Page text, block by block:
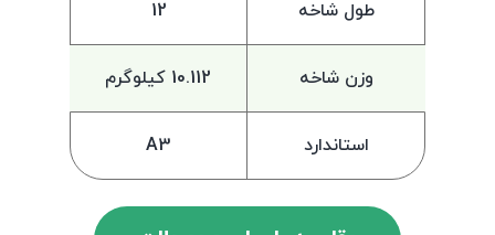
طول شاخه 12
وزن شاخه 10.112 کیلوگرم
استاندارد A3